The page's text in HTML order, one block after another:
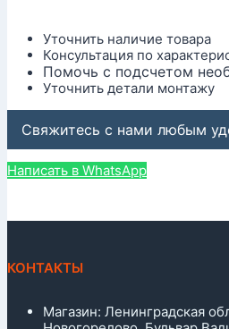
Уточнить наличие товара
Консультация по
Помочь с подсчетом
Уточнить детали монтажу
Свяжитесь с нами любым
Написать в WhatsApp
КОНТАКТЫ
Магазин: Ленинградская